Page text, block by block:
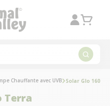
Chauffante avec UVB Solar Glo 160W
Terra